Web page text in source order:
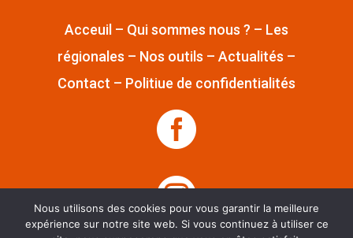
Acceuil – Qui sommes nous ? – Les
régionales – Nos outils – Actualités –
Contact – Politiue de confidentialités


Nous utilisons des cookies pour vous garantir la meilleure
expérience sur notre site web. Si vous continuez à utiliser ce